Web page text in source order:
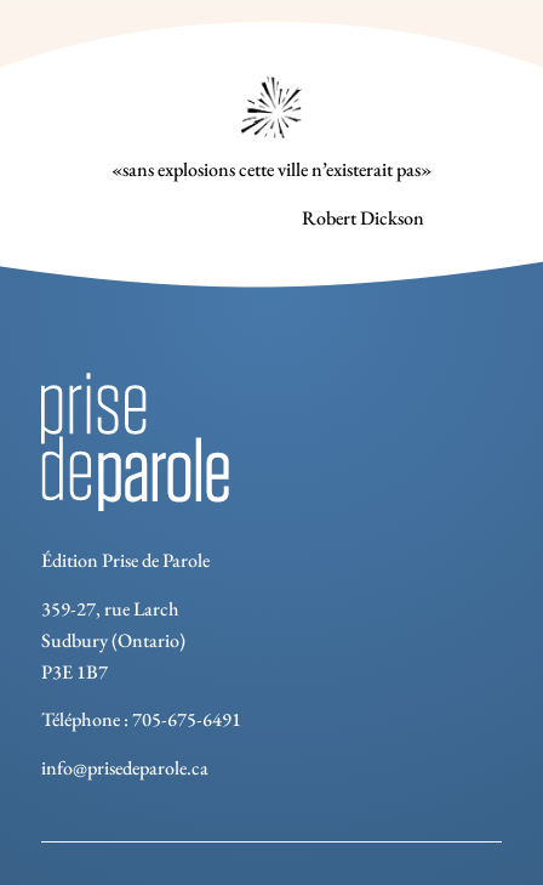
«sans explosions cette ville n’existerait pas»
Robert Dickson
Édition Prise de Parole
359-27, rue Larch
Sudbury (Ontario)
P3E 1B7
Téléphone : 705-675-6491
info@prisedeparole.ca